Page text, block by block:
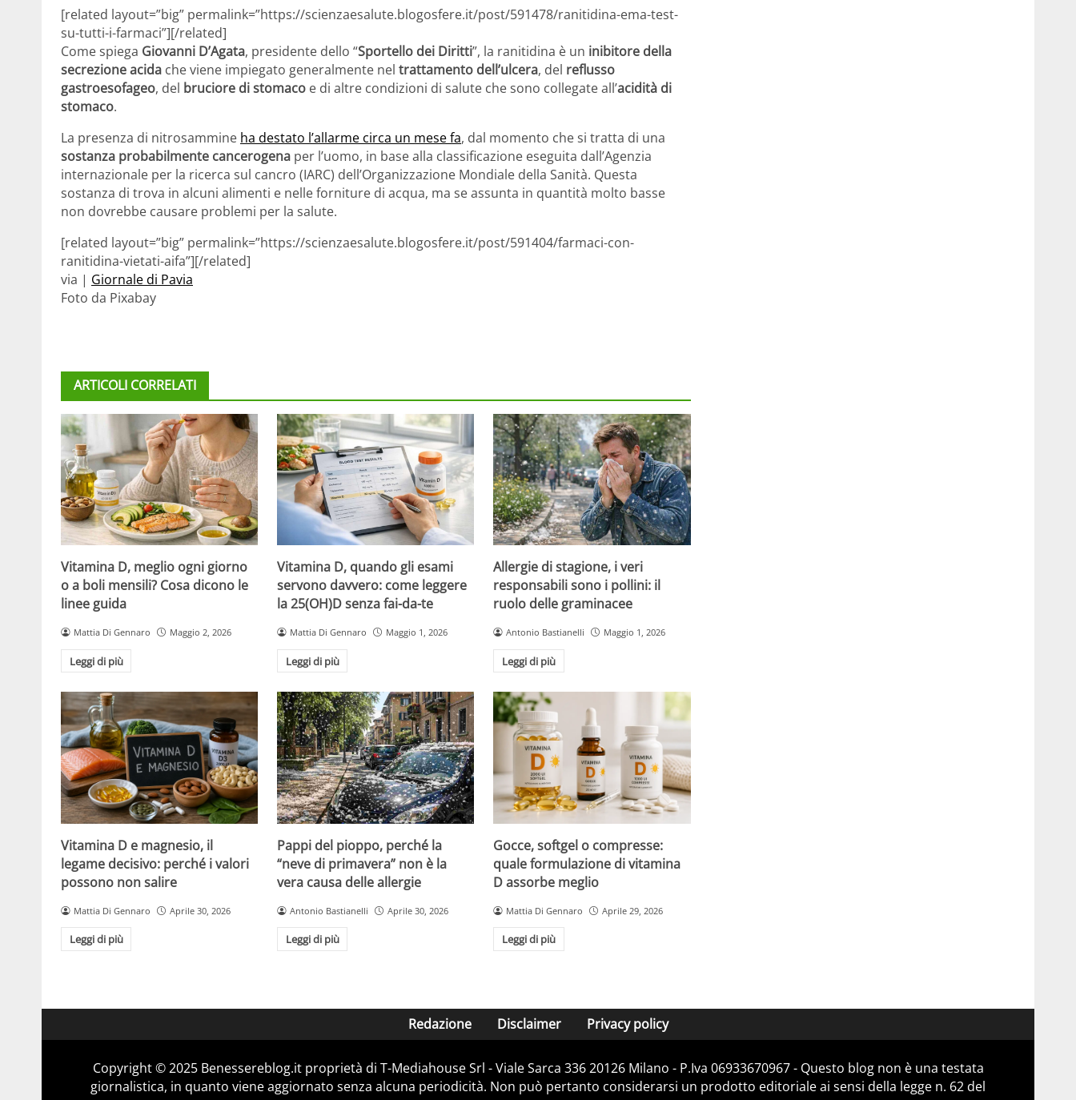
[related layout=”big” permalink=”https://scienzaesalute.blogosfere.it/post/591478/ranitidina-ema-test-
su-tutti-i-farmaci”][/related]
Come spiega Giovanni D’Agata, presidente dello “Sportello dei Diritti”, la ranitidina è un inibitore della
secrezione acida che viene impiegato generalmente nel trattamento dell’ulcera, del reflusso
gastroesofageo, del bruciore di stomaco e di altre condizioni di salute che sono collegate all’acidità di
stomaco.
La presenza di nitrosammine ha destato l’allarme circa un mese fa, dal momento che si tratta di una
sostanza probabilmente cancerogena per l’uomo, in base alla classificazione eseguita dall’Agenzia
internazionale per la ricerca sul cancro (IARC) dell’Organizzazione Mondiale della Sanità. Questa
sostanza di trova in alcuni alimenti e nelle forniture di acqua, ma se assunta in quantità molto basse
non dovrebbe causare problemi per la salute.
[related layout=”big” permalink=”https://scienzaesalute.blogosfere.it/post/591404/farmaci-con-
ranitidina-vietati-aifa”][/related]
via | Giornale di Pavia
Foto da Pixabay
ARTICOLI CORRELATI
Vitamina D, meglio ogni giorno
o a boli mensili? Cosa dicono le
linee guida
Mattia Di Gennaro Maggio 2, 2026
Leggi di più
Vitamina D, quando gli esami
servono davvero: come leggere
la 25(OH)D senza fai-da-te
Mattia Di Gennaro Maggio 1, 2026
Leggi di più
Allergie di stagione, i veri
responsabili sono i pollini: il
ruolo delle graminacee
Antonio Bastianelli Maggio 1, 2026
Leggi di più
Vitamina D e magnesio, il
legame decisivo: perché i valori
possono non salire
Mattia Di Gennaro Aprile 30, 2026
Leggi di più
Pappi del pioppo, perché la
“neve di primavera” non è la
vera causa delle allergie
Antonio Bastianelli Aprile 30, 2026
Leggi di più
Gocce, softgel o compresse:
quale formulazione di vitamina
D assorbe meglio
Mattia Di Gennaro Aprile 29, 2026
Leggi di più
Redazione Disclaimer Privacy policy
Copyright © 2025 Benessereblog.it proprietà di T-Mediahouse Srl - Viale Sarca 336 20126 Milano - P.Iva 06933670967 - Questo blog non è una testata
giornalistica, in quanto viene aggiornato senza alcuna periodicità. Non può pertanto considerarsi un prodotto editoriale ai sensi della legge n. 62 del